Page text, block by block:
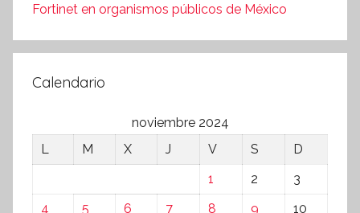
Fortinet en organismos públicos de México
Calendario
noviembre 2024
L
M X J V S
D
1
2
3
4
5 6 7 8 9
10